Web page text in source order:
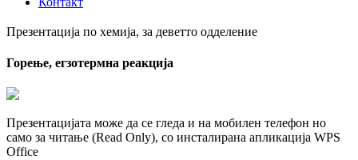
Презентација по хемија, за деветто одделение
Горење, егзотермна реакција
Презентацијата може да се гледа и на мобилен телефон но
само за читање (Read Only), со инсталирана апликација WPS
Office